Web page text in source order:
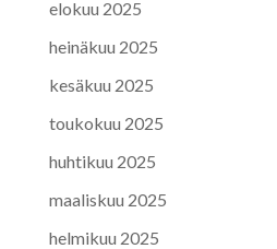
elokuu 2025
heinäkuu 2025
kesäkuu 2025
toukokuu 2025
huhtikuu 2025
maaliskuu 2025
helmikuu 2025